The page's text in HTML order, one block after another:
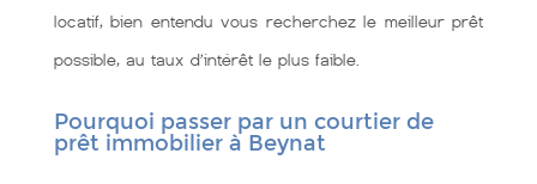
locatif, bien entendu vous recherchez le meilleur prêt
possible, au taux d’intérêt le plus faible.
Pourquoi passer par un courtier de
prêt immobilier à Beynat